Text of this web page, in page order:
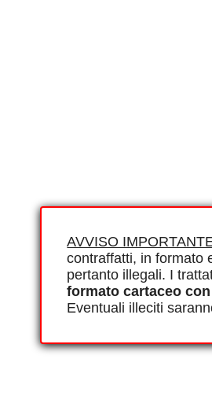
AVVISO
contraffatti, in formato
pertanto illegali. I
formato cartaceo
Eventuali illeciti